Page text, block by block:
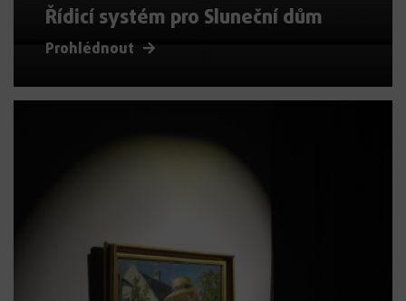
Řídicí systém pro Sluneční dům
Prohlédnout